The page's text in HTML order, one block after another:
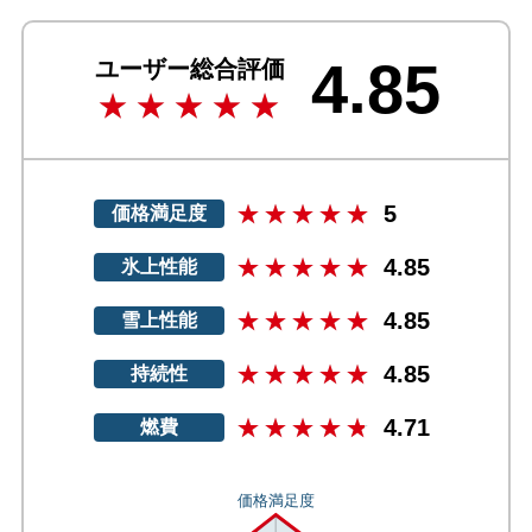
ユーザー総合評価 4.85
価格満足度 5
氷上性能 4.85
雪上性能 4.85
持続性 4.85
燃費 4.71